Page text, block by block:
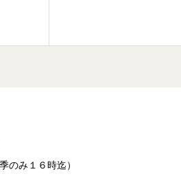
のみ１６時迄）